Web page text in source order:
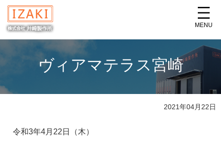
MENU
ヴィアマテラス宮崎
2021年04月22日
令和3年4月22日（木）